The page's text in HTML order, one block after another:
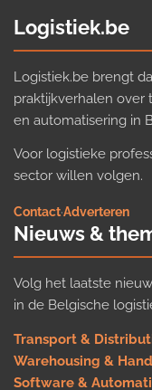
Logistiek.be
Logistiek.be brengt
praktijkverhalen over
en automatisering in
Voor logistieke
sector willen volgen.
Contact·Adverteren
Nieuws &
Volg het laatste
in de Belgische
Transport &
Warehousing &
Software &